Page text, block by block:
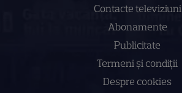
Contacte televiziuni
Abonamente
Publicitate
Termeni și condiții
Despre cookies